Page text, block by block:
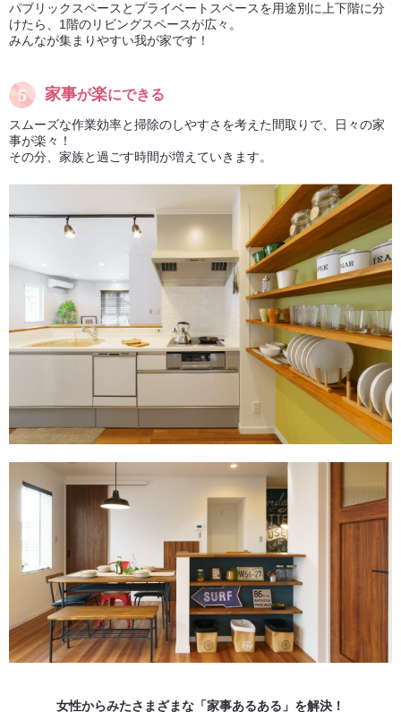
パブリックスペースとプライベートスペースを用途別に上下階に分
けたら、1階のリビングスペースが広々。
みんなが集まりやすい我が家です！
家事が楽にできる
スムーズな作業効率と掃除のしやすさを考えた間取りで、日々の家
事が楽々！
その分、家族と過ごす時間が増えていきます。
女性からみたさまざまな「家事あるある」を解決！